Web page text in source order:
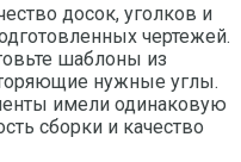
досок, уголков и
чертежей.
шаблоны из
нужные углы.
имели одинаковую
сборки и качество